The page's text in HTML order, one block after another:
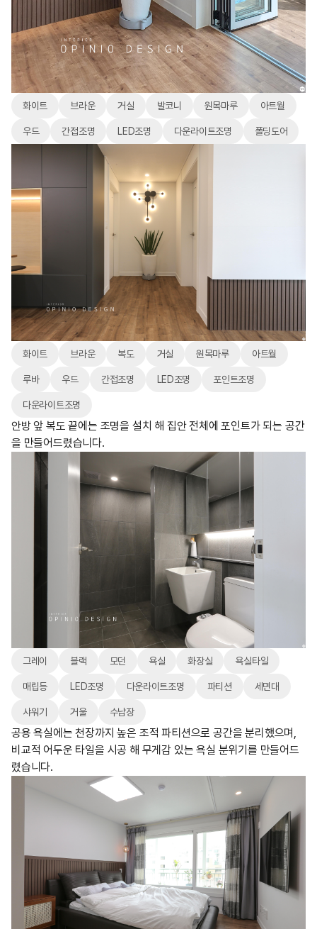
화이트 브라운 거실 발코니 원목마루 아트월
우드 간접조명 LED조명 다운라이트조명 폴딩도어
화이트 브라운 복도 거실 원목마루 아트월
루바 우드 간접조명 LED조명 포인트조명
다운라이트조명
안방 앞 복도 끝에는 조명을 설치 해 집안 전체에 포인트가 되는 공간
을 만들어드렸습니다.
그레이 블랙 모던 욕실 화장실 욕실타일
매립등 LED조명 다운라이트조명 파티션 세면대
샤워기 거울 수납장
공용 욕실에는 천장까지 높은 조적 파티션으로 공간을 분리했으며,
비교적 어두운 타일을 시공 해 무게감 있는 욕실 분위기를 만들어드
렸습니다.